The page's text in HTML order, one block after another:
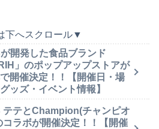
下へスクロール▼
開発した食品ブランド
」のポップアップストアが
で開催決定！！【開催日・場
ッズ・イベント情報】
テテとChampion(チャンピオ
コラボが開催決定！！【開催